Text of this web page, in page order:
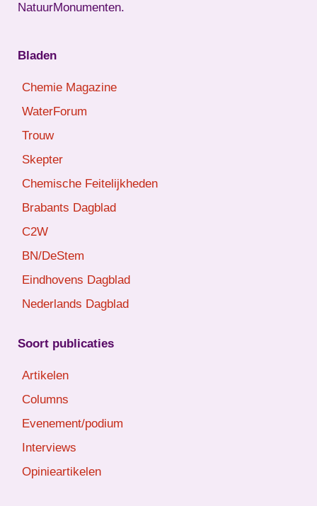
NatuurMonumenten.
Bladen
Chemie Magazine
WaterForum
Trouw
Skepter
Chemische Feitelijkheden
Brabants Dagblad
C2W
BN/DeStem
Eindhovens Dagblad
Nederlands Dagblad
Soort publicaties
Artikelen
Columns
Evenement/podium
Interviews
Opinieartikelen